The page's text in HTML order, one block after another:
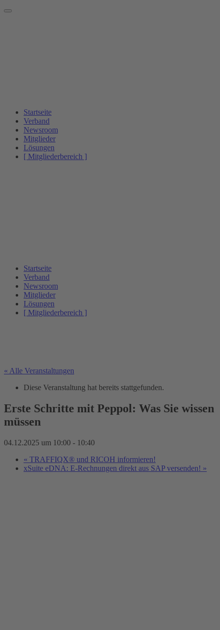
Startseite
Verband
Newsroom
Mitglieder
Lösungen
[ Mitgliederbereich ]
Startseite
Verband
Newsroom
Mitglieder
Lösungen
[ Mitgliederbereich ]
« Alle Veranstaltungen
Diese Veranstaltung hat bereits stattgefunden.
Erste Schritte mit Peppol: Was Sie wissen
müssen
04.12.2025 um 10:00 - 10:40
« TRAFFIQX® und RICOH informieren!
xSuite eDNA: E-Rechnungen direkt aus SAP versenden! »